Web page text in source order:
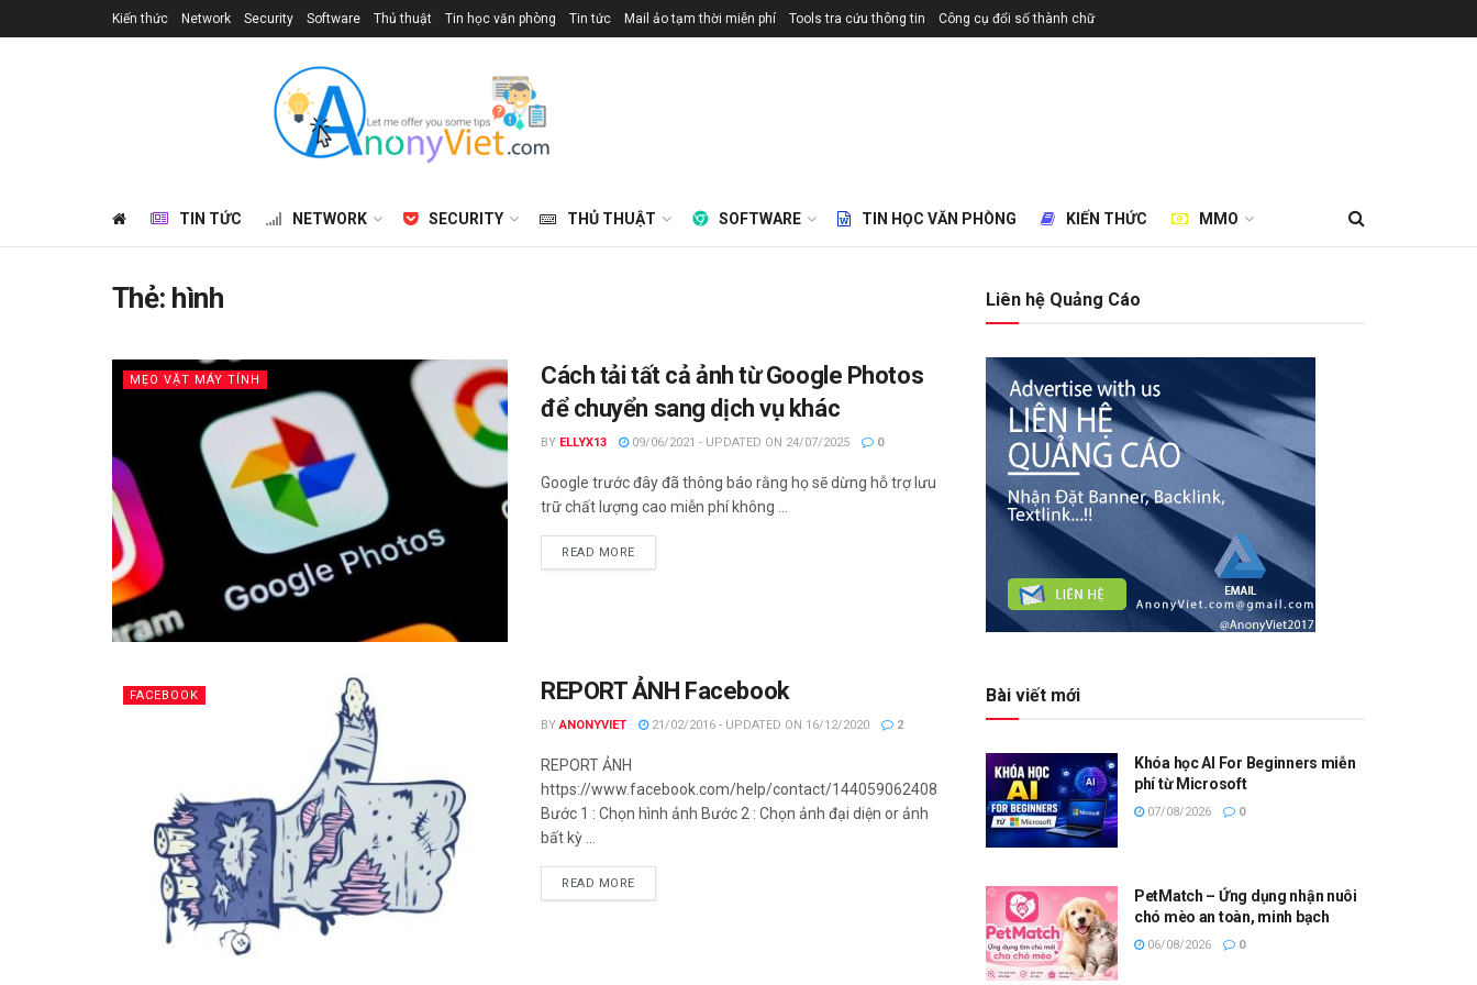
Kiến thức Network Security Software Thủ thuật Tin học văn phòng Tin tức Mail ảo tạm thời miễn phí Tools tra cứu thông tin Công cụ đổi số thành chữ
TIN TỨC NETWORK SECURITY THỦ THUẬT SOFTWARE TIN HỌC VĂN PHÒNG KIẾN THỨC MMO
Thẻ: hình
MẸO VẶT MÁY TÍNH
Cách tải tất cả ảnh từ Google Photos
để chuyển sang dịch vụ khác
BY ELLYX13 09/06/2021 - UPDATED ON 24/07/2025 0
Google trước đây đã thông báo rằng họ sẽ dừng hỗ trợ lưu
trữ chất lượng cao miễn phí không ...
READ MOREDETAILS
FACEBOOK REPORT ẢNH Facebook
BY ANONYVIET 21/02/2016 - UPDATED ON 16/12/2020 2
REPORT ẢNH
https://www.facebook.com/help/contact/144059062408922
Bước 1 : Chọn hình ảnh Bước 2 : Chọn ảnh đại diện or ảnh
bất kỳ ...
READ MOREDETAILS
Liên hệ Quảng Cáo
Bài viết mới
Khóa học AI For Beginners miễn
phí từ Microsoft
07/08/2026 0
PetMatch – Ứng dụng nhận nuôi
chó mèo an toàn, minh bạch
06/08/2026 0